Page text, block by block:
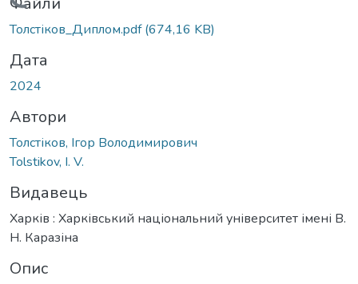
Вантажиться...
Толстіков_Диплом.pdf(674,16 KB)
Дата
2024
Автори
Толстіков, Ігор Володимирович
Tolstikov, I. V.
Видавець
Харків : Харківський національний університет імені В.
Н. Каразіна
Опис